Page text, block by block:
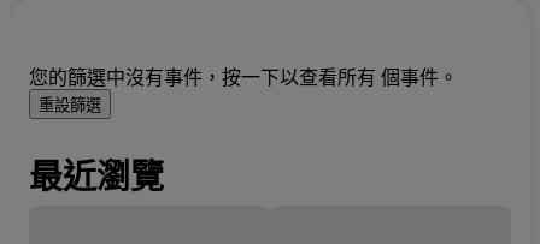
您的篩選中沒有事件，按一下以查看所有 個事件。
重設篩選
最近瀏覽